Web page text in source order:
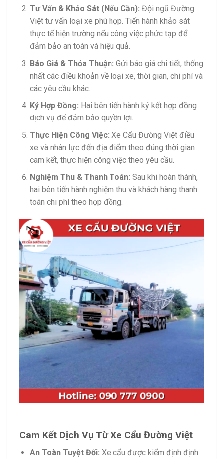
Tư Vấn & Khảo Sát (Nếu Cần): Đội ngũ Đường
Việt tư vấn loại xe phù hợp. Tiến hành khảo sát
thực tế hiện trường nếu công việc phức tạp để
đảm bảo an toàn và hiệu quả.
Báo Giá & Thỏa Thuận: Gửi báo giá chi tiết, thống
nhất các điều khoản về loại xe, thời gian, chi phí và
các yêu cầu khác.
Ký Hợp Đồng: Hai bên tiến hành ký kết hợp đồng
dịch vụ để đảm bảo quyền lợi.
Thực Hiện Công Việc: Xe Cẩu Đường Việt điều
xe và nhân lực đến địa điểm theo đúng thời gian
cam kết, thực hiện công việc theo yêu cầu.
Nghiệm Thu & Thanh Toán: Sau khi hoàn thành,
hai bên tiến hành nghiệm thu và khách hàng thanh
toán chi phí theo hợp đồng.
Cam Kết Dịch Vụ Từ Xe Cẩu Đường Việt
An Toàn Tuyệt Đối: Xe cẩu được kiểm định định